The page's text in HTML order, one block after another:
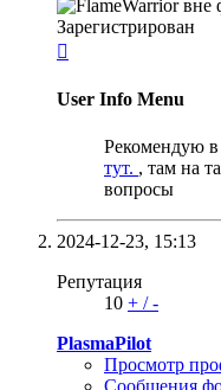
Зарегистрирован

User Info Menu
Рекомендую в
тут. , там на
вопросы
2024-12-23, 15:13
Репутация
10 + /-
PlasmaPilot
Просмотр
Сообщения